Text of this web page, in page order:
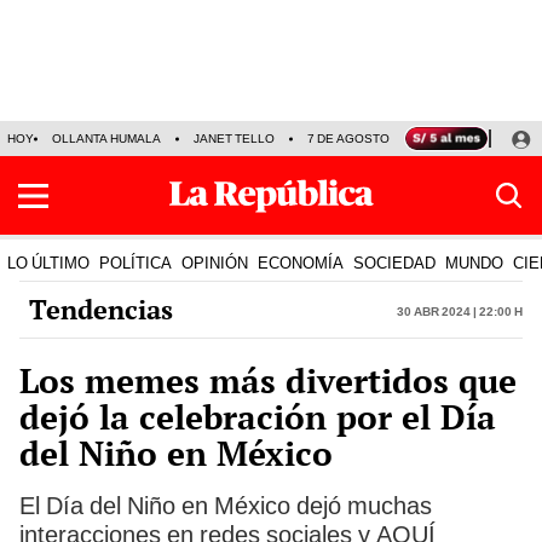
HOY OLLANTA HUMALA JANET TELLO 7 DE AGOSTO TINKA RESULTADOS
LO ÚLTIMO POLÍTICA OPINIÓN ECONOMÍA SOCIEDAD MUNDO
Tendencias 30 Abr 2024 | 22:00 h
Los memes más divertidos que
dejó la celebración por el Día
del Niño en México
El Día del Niño en México dejó muchas
interacciones en redes sociales y AQUÍ